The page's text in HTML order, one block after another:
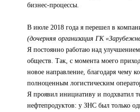
бизнес-процессы.
В июле 2018 года я перешел в
(дочерняя организация ГК
Я постоянно работаю над
обществ. Так, с момента моего
новое направление, благодаря чему
полноценным логистическим
Я проявил инициативу и подхватил
нефтепродуктов: у ЗНС был только